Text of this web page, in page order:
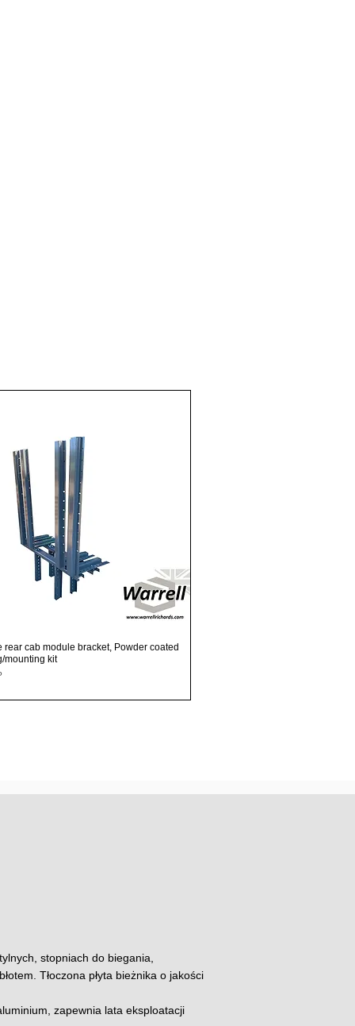
Podgląd
rear cab module bracket, Powder coated
mounting kit
stopniach do biegania,
Tłoczona płyta bieżnika o jakości
zapewnia lata eksploatacji